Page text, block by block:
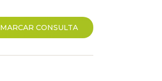
MARCAR CONSULTA